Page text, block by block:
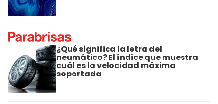
¿Qué significa la letra del
neumático? El índice que muestra
cuál es la velocidad máxima
soportada